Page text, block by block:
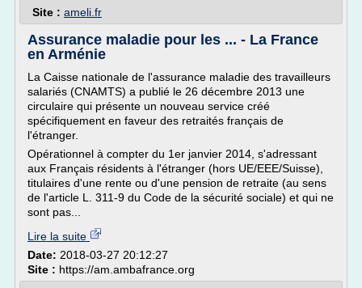
Site : ameli.fr
Assurance maladie pour les ... - La France
en Arménie
La Caisse nationale de l'assurance maladie des travailleurs
salariés (CNAMTS) a publié le 26 décembre 2013 une
circulaire qui présente un nouveau service créé
spécifiquement en faveur des retraités français de
l'étranger.
Opérationnel à compter du 1er janvier 2014, s'adressant
aux Français résidents à l'étranger (hors UE/EEE/Suisse),
titulaires d'une rente ou d'une pension de retraite (au sens
de l'article L. 311-9 du Code de la sécurité sociale) et qui ne
sont pas...
Lire la suite
Date: 2018-03-27 20:12:27
Site : https://am.ambafrance.org